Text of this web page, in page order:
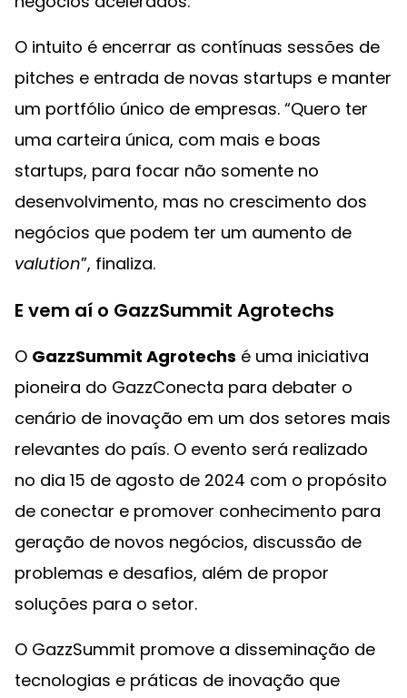
O intuito é encerrar as contínuas sessões de
pitches e entrada de novas startups e manter
um portfólio único de empresas. “Quero ter
uma carteira única, com mais e boas
startups, para focar não somente no
desenvolvimento, mas no crescimento dos
negócios que podem ter um aumento de
valution”, finaliza.
E vem aí o GazzSummit Agrotechs
O GazzSummit Agrotechs é uma iniciativa
pioneira do GazzConecta para debater o
cenário de inovação em um dos setores mais
relevantes do país. O evento será realizado
no dia 15 de agosto de 2024 com o propósito
de conectar e promover conhecimento para
geração de novos negócios, discussão de
problemas e desafios, além de propor
soluções para o setor.
O GazzSummit promove a disseminação de
tecnologias e práticas de inovação que